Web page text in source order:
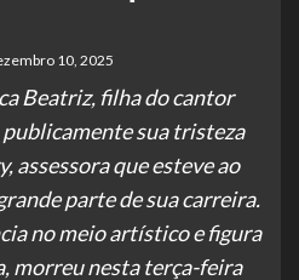
10, 2025
Beatriz, filha do cantor
sua tristeza
assessora que esteve ao
parte de sua carreira.
no meio artístico e figura
morreu nesta terça-feira